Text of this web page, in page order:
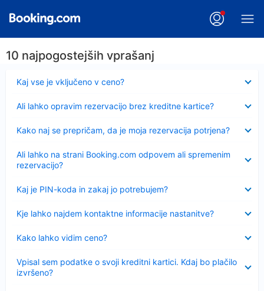
10 najpogostejših vprašanj
Kaj vse je vključeno v ceno?
Ali lahko opravim rezervacijo brez kreditne kartice?
Kako naj se prepričam, da je moja rezervacija potrjena?
Ali lahko na strani Booking.com odpovem ali spremenim
rezervacijo?
Kaj je PIN-koda in zakaj jo potrebujem?
Kje lahko najdem kontaktne informacije nastanitve?
Kako lahko vidim ceno?
Vpisal sem podatke o svoji kreditni kartici. Kdaj bo plačilo
izvršeno?